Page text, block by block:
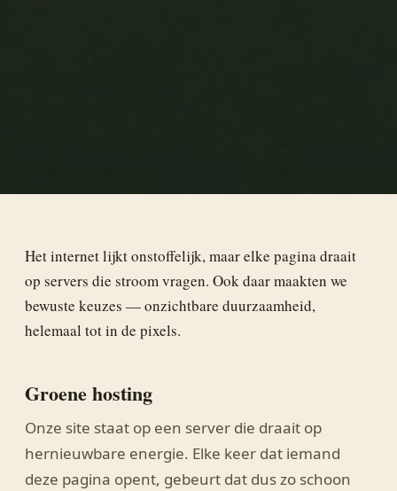
Het internet lijkt onstoffelijk, maar elke pagina draait
op servers die stroom vragen. Ook daar maakten we
bewuste keuzes — onzichtbare duurzaamheid,
helemaal tot in de pixels.
Groene hosting
Onze site staat op een server die draait op
hernieuwbare energie. Elke keer dat iemand
deze pagina opent, gebeurt dat dus zo schoon